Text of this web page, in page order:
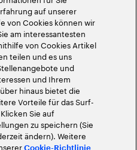
auf unserer
von Cookies können wir
am interessantesten
von Cookies Artikel
teilen und es uns
und
und Ihrem
hinaus bietet die
Vorteile für das Surf-
Sie auf
zu speichern (Sie
ändern). Weitere
Cookie-Richtlinie